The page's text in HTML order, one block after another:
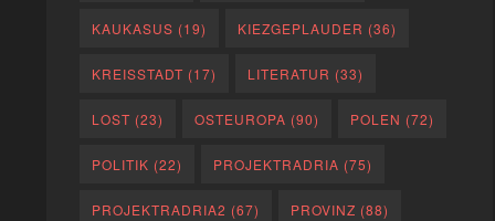
KAUKASUS (19) KIEZGEPLAUDER (36)
KREISSTADT (17) LITERATUR (33)
LOST (23) OSTEUROPA (90) POLEN (72)
POLITIK (22) PROJEKTRADRIA (75)
PROJEKTRADRIA2 (67) PROVINZ (88)